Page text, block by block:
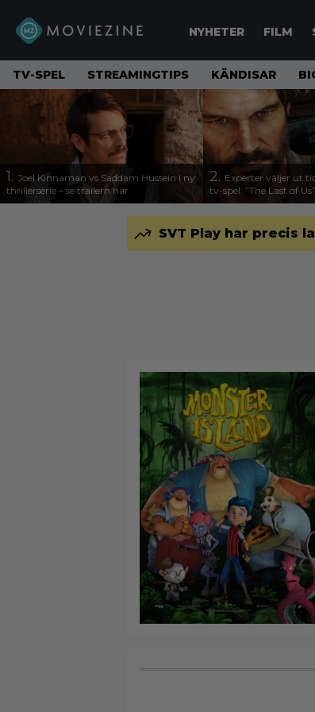
NYHETER FILM
TV-SPEL STREAMINGTIPS KÄNDISAR
1. Joel Kinnaman vs Saddam Hussein i ny
thrillerserie – se trailern här
2. Experter väljer ut
tv-spel: ”The Last of
SVT Play har precis